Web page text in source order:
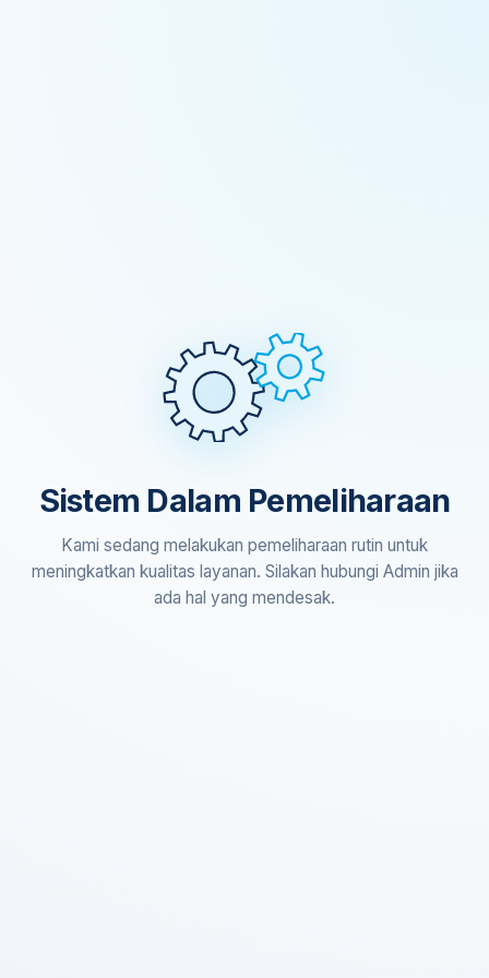
Sistem Dalam Pemeliharaan
Kami sedang melakukan pemeliharaan rutin untuk
meningkatkan kualitas layanan. Silakan hubungi Admin jika
ada hal yang mendesak.